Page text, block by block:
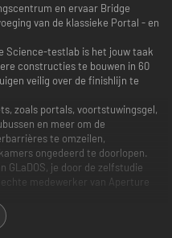
en ervaar Bridge
van de klassieke Portal - en
Science-testlab is het jouw taak
constructies te bouwen in 60
veilig over de finishlijn te
zoals portals, voortstuwingsgel,
en meer om de
te omzeilen,
ongedeerd te doorlopen.
GLaDOS, je door de zelfstudie
medewerker van Aperture